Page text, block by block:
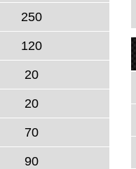
250
120
20
20
70
90